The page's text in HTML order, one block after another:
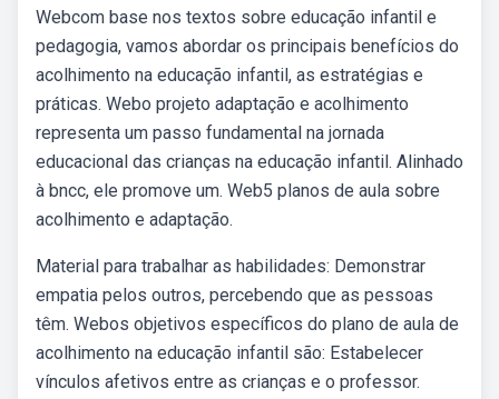
Webcom base nos textos sobre educação infantil e
pedagogia, vamos abordar os principais benefícios do
acolhimento na educação infantil, as estratégias e
práticas. Webo projeto adaptação e acolhimento
representa um passo fundamental na jornada
educacional das crianças na educação infantil. Alinhado
à bncc, ele promove um. Web5 planos de aula sobre
acolhimento e adaptação.
Material para trabalhar as habilidades: Demonstrar
empatia pelos outros, percebendo que as pessoas
têm. Webos objetivos específicos do plano de aula de
acolhimento na educação infantil são: Estabelecer
vínculos afetivos entre as crianças e o professor.